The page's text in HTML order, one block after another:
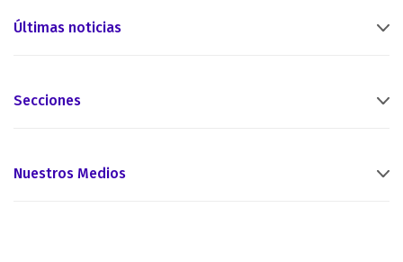
Últimas noticias
Secciones
Nuestros Medios